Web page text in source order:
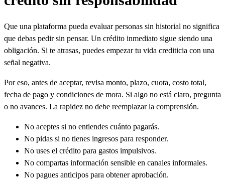
Que una plataforma pueda evaluar personas sin historial no significa
que debas pedir sin pensar. Un crédito inmediato sigue siendo una
obligación. Si te atrasas, puedes empezar tu vida crediticia con una
señal negativa.
Por eso, antes de aceptar, revisa monto, plazo, cuota, costo total,
fecha de pago y condiciones de mora. Si algo no está claro, pregunta
o no avances. La rapidez no debe reemplazar la comprensión.
No aceptes si no entiendes cuánto pagarás.
No pidas si no tienes ingresos para responder.
No uses el crédito para gastos impulsivos.
No compartas información sensible en canales informales.
No pagues anticipos para obtener aprobación.